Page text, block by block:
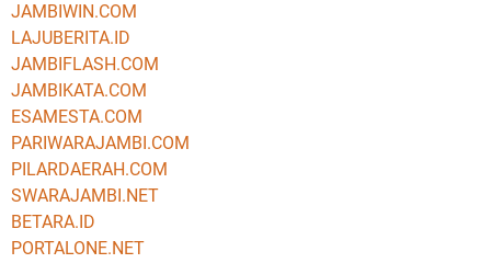
JAMBIWIN.COM
LAJUBERITA.ID
JAMBIFLASH.COM
JAMBIKATA.COM
ESAMESTA.COM
PARIWARAJAMBI.COM
PILARDAERAH.COM
SWARAJAMBI.NET
BETARA.ID
PORTALONE.NET